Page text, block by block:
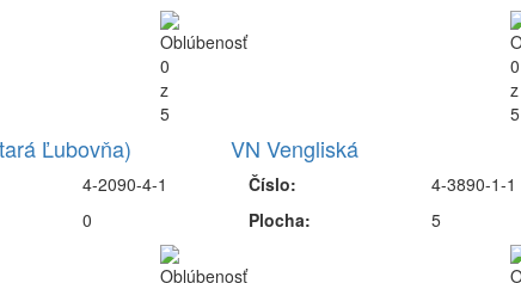
Ľubovňa)
4-2090-4-1
0
VN Vengliská
Číslo:
Plocha:
4-3890-1-1
5